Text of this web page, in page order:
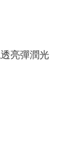
亮彈潤光